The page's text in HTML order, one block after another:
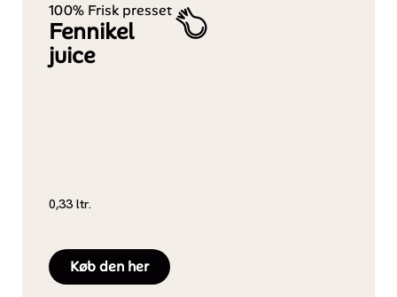
100% Frisk presset
Fennikel
juice
0,33 ltr.
Køb den her